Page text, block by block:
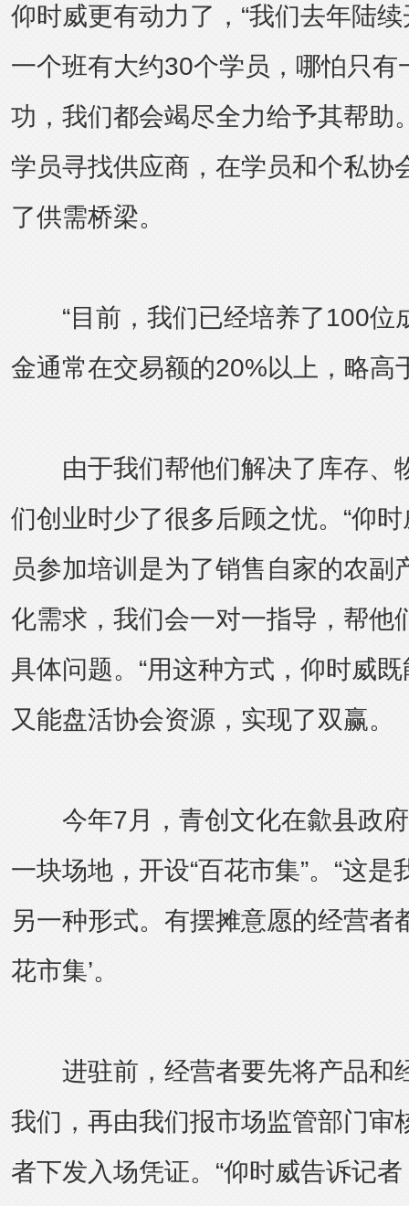
仰时威更有动力了，“我们去年陆
一个班有大约30个学员，哪怕只有
功，我们都会竭尽全力给予其帮助
学员寻找供应商，在学员和个私协
了供需桥梁。
“目前，我们已经培养了100位
金通常在交易额的20%以上，略高
由于我们帮他们解决了库存、
们创业时少了很多后顾之忧。“仰
员参加培训是为了销售自家的农副
化需求，我们会一对一指导，帮他
具体问题。“用这种方式，仰时威
又能盘活协会资源，实现了双赢。
今年7月，青创文化在歙县政府
一块场地，开设“百花市集”。“这
另一种形式。有摆摊意愿的经营者
花市集’。
进驻前，经营者要先将产品和
我们，再由我们报市场监管部门审
者下发入场凭证。“仰时威告诉记